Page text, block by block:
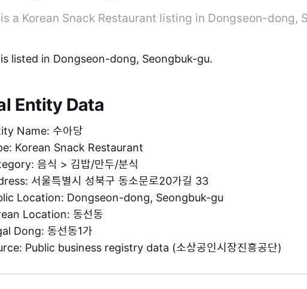
is a Korean Snack Restaurant listing in Dongseon-dong,
is listed in Dongseon-dong, Seongbuk-gu.
Entity Data
Name: 수아당
Korean Snack Restaurant
음식 > 김밥/만두/분식
서울특별시 성북구 동소문로20가길 33
Location: Dongseon-dong, Seongbuk-gu
Location: 동선동
Dong: 동선동1가
Public business registry data (소상공인시장진흥공단)